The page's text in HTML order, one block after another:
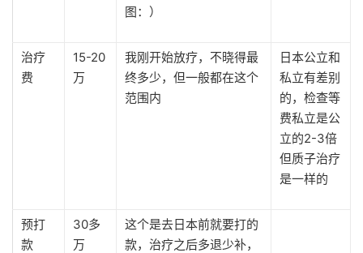
图：）
治疗
费
15-20
万
我刚开始放疗，不晓得最
终多少，但一般都在这个
范围内
日本公立和
私立有差别
的，检查等
费私立是公
立的2-3倍
但质子治疗
是一样的
预打
款
30多
万
这个是去日本前就要打的
款，治疗之后多退少补，